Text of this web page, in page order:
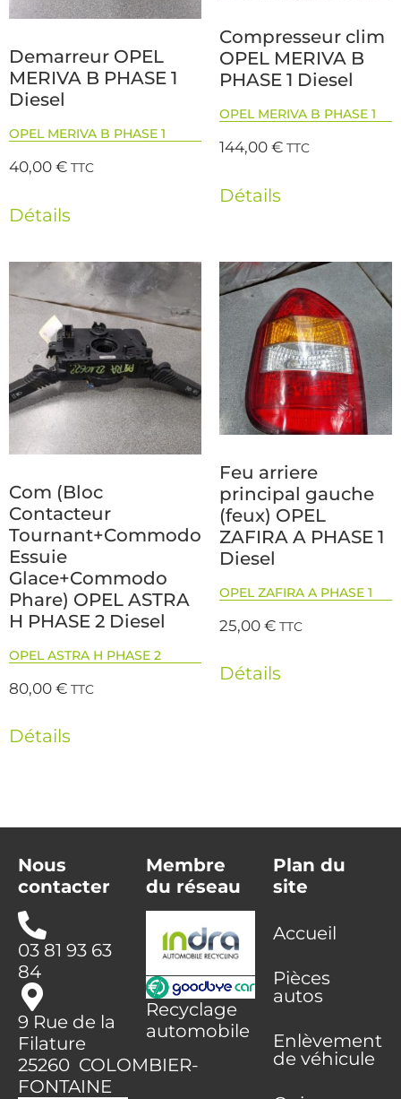
Demarreur OPEL
MERIVA B PHASE 1
Diesel
OPEL MERIVA B PHASE 1
40,00€ TTC
Détails
Compresseur clim
OPEL MERIVA B
PHASE 1 Diesel
OPEL MERIVA B PHASE 1
144,00€ TTC
Détails
Com (Bloc
Contacteur
Tournant+Commodo
Essuie
Glace+Commodo
Phare) OPEL ASTRA
H PHASE 2 Diesel
OPEL ASTRA H PHASE 2
80,00€ TTC
Détails
Feu arriere
principal gauche
(feux) OPEL
ZAFIRA A PHASE 1
Diesel
OPEL ZAFIRA A PHASE 1
25,00€ TTC
Détails
Nous
contacter
03 81 93 63
84
9 Rue de la
Filature
25260 COLOMBIER-
FONTAINE
Membre
du réseau
Recyclage
automobile
Plan du
site
Accueil
Pièces
autos
Enlèvement
de véhicule